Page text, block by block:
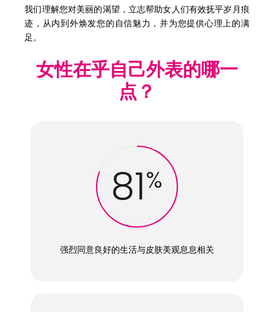
我们理解您对美丽的渴望，立志帮助女人们有效抚平岁月痕
迹，从内到外焕发您的自信魅力，并为您提供心理上的满
足。
女性在乎自己外表的哪一
点？
81%
强烈同意良好的生活与皮肤美观息息相关